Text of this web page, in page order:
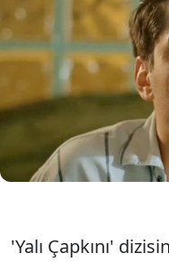
'Yalı Çapkını'